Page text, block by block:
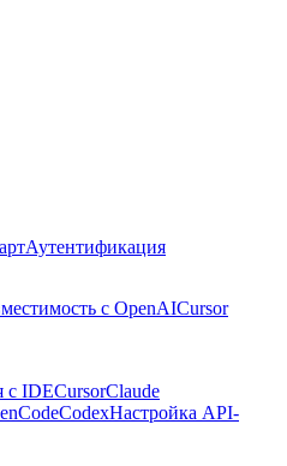
Аутентификация
с OpenAICursor
с IDECursorClaude
CodexНастройка API-